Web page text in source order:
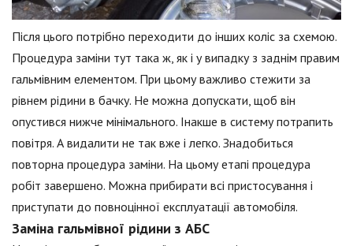
Після цього потрібно переходити до інших коліс за схемою.
Процедура заміни тут така ж, як і у випадку з заднім правим
гальмівним елементом. При цьому важливо стежити за
рівнем рідини в бачку. Не можна допускати, щоб він
опустився нижче мінімального. Інакше в систему потрапить
повітря. А видалити не так вже і легко. Знадобиться
повторна процедура заміни. На цьому етапі процедура
робіт завершено. Можна прибирати всі пристосування і
приступати до повноцінної експлуатації автомобіля.
Заміна гальмівної рідини з АБС